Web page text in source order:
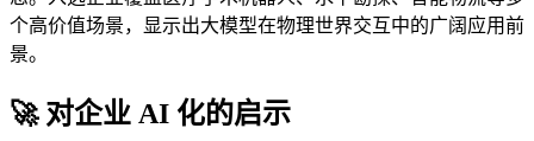
个高价值场景，显示出大模型在物理世界交互中的广阔应用前
景。
🚀 对企业 AI 化的启示